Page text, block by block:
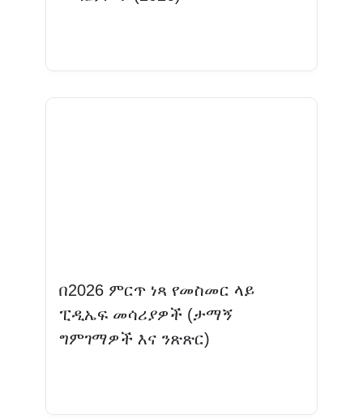
በ2026 ምርጥ ነጻ የመስመር ላይ
ፒዲኤፍ መሳሪያዎች (ታማኝ
ግምገማዎች እና ንጽጽር)